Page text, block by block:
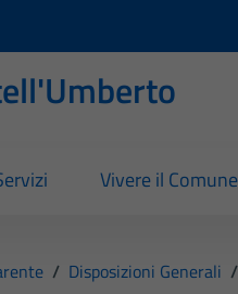
Vivere il Comune
/ Disposizioni Generali /